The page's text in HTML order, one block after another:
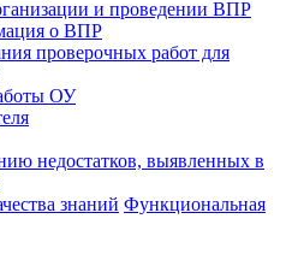
и проведении ВПР
о ВПР
проверочных работ для
ОУ
недостатков, выявленных в
знаний Функциональная